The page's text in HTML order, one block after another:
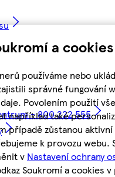
a cookies
používáme nebo
správné fungování
Povolením použití
například také
případě zůstanou
k provozu webu.
v Nastavení ochrany
Soukromí a cookies
- 800 222 555